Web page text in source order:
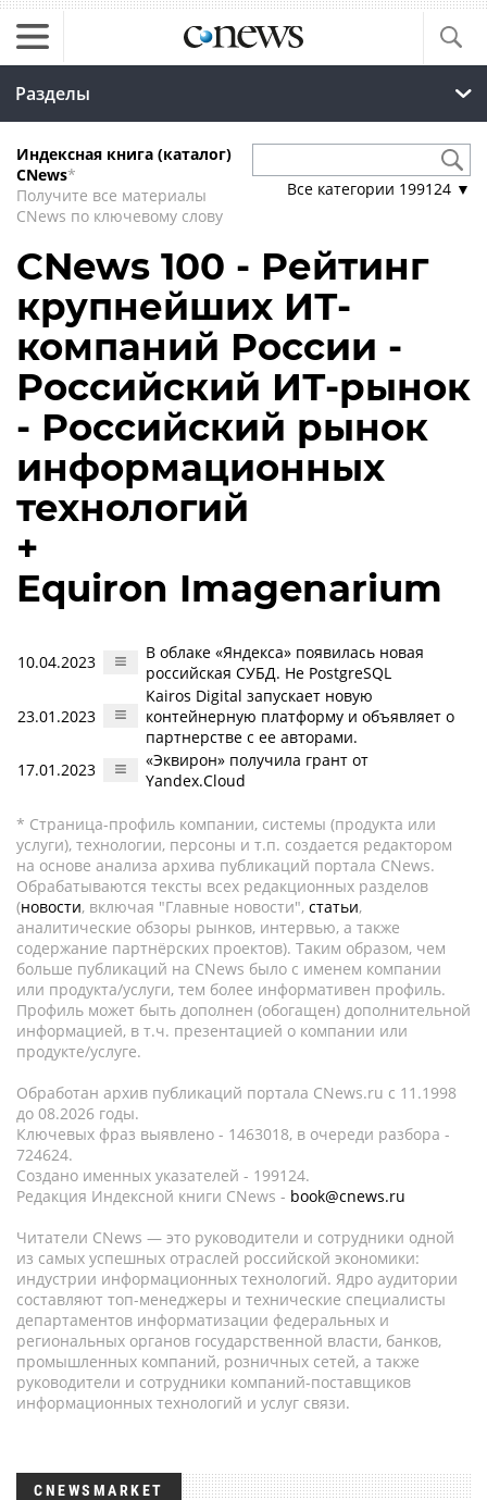
Разделы
Индексная книга (каталог)
CNews*
Получите все материалы
CNews по ключевому слову
Все категории 199124 ▼
CNews 100 - Рейтинг
крупнейших ИТ-
компаний России -
Российский ИТ-рынок
- Российский рынок
информационных
технологий
+
Equiron Imagenarium
10.04.2023
В облаке «Яндекса» появилась новая
российская СУБД. Не PostgreSQL
23.01.2023
Kairos Digital запускает новую
контейнерную платформу и объявляет о
партнерстве с ее авторами.
17.01.2023
«Эквирон» получила грант от
Yandex.Cloud
* Страница-профиль компании, системы (продукта или
услуги), технологии, персоны и т.п. создается редактором
на основе анализа архива публикаций портала CNews.
Обрабатываются тексты всех редакционных разделов
(новости, включая "Главные новости", статьи,
аналитические обзоры рынков, интервью, а также
содержание партнёрских проектов). Таким образом, чем
больше публикаций на CNews было с именем компании
или продукта/услуги, тем более информативен профиль.
Профиль может быть дополнен (обогащен) дополнительной
информацией, в т.ч. презентацией о компании или
продукте/услуге.
Обработан архив публикаций портала CNews.ru c 11.1998
до 08.2026 годы.
Ключевых фраз выявлено - 1463018, в очереди разбора -
724624.
Создано именных указателей - 199124.
Редакция Индексной книги CNews - book@cnews.ru
Читатели CNews — это руководители и сотрудники одной
из самых успешных отраслей российской экономики:
индустрии информационных технологий. Ядро аудитории
составляют топ-менеджеры и технические специалисты
департаментов информатизации федеральных и
региональных органов государственной власти, банков,
промышленных компаний, розничных сетей, а также
руководители и сотрудники компаний-поставщиков
информационных технологий и услуг связи.
CNEWSMARKET